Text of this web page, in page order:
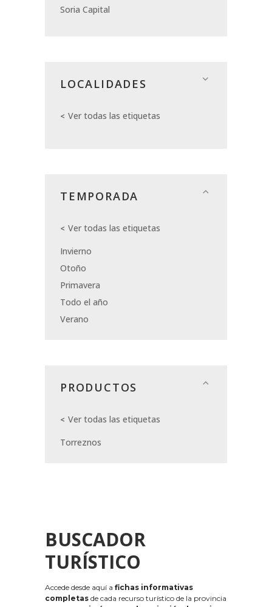
Soria Capital
LOCALIDADES
Ver todas las etiquetas
TEMPORADA
Ver todas las etiquetas
Invierno
Otoño
Primavera
Todo el año
Verano
PRODUCTOS
Ver todas las etiquetas
Torreznos
BUSCADOR
TURÍSTICO
Accede desde aquí a fichas informativas
completas de cada recurso turístico de la provincia